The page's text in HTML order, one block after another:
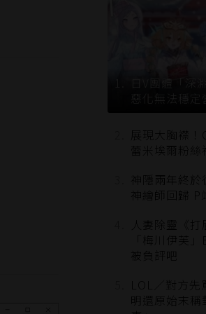
惡化無法穩
來去向
展現大胸襟！
蕾米埃爾粉
神隱兩年終於
神繪師回歸 P
人妻除靈《
「梅川伊芙
被負評吧
LOL／對方
明還原始末稱